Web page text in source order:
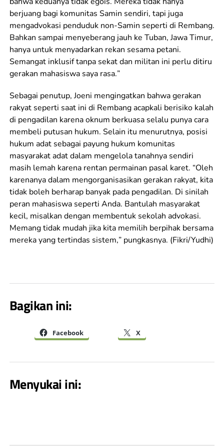
berjuang bagi komunitas Samin sendiri, tapi juga
mengadvokasi penduduk non-Samin seperti di Rembang.
Bahkan sampai menyeberang jauh ke Tuban, Jawa Timur,
hanya untuk menyadarkan rekan sesama petani.
Semangat inklusif tanpa sekat dan militan ini perlu ditiru
gerakan mahasiswa saya rasa.”
Sebagai penutup, Joeni mengingatkan bahwa gerakan
rakyat seperti saat ini di Rembang acapkali berisiko kalah
di pengadilan karena oknum berkuasa selalu punya cara
membeli putusan hukum. Selain itu menurutnya, posisi
hukum adat sebagai payung hukum komunitas
masyarakat adat dalam mengelola tanahnya sendiri
masih lemah karena rentan permainan pasal karet. “Oleh
karenanya dalam mengorganisasikan gerakan rakyat, kita
tidak boleh berharap banyak pada pengadilan. Di sinilah
peran mahasiswa seperti Anda. Bantulah masyarakat
kecil, misalkan dengan membentuk sekolah advokasi.
Memang tidak mudah jika kita memilih berpihak bersama
mereka yang tertindas sistem,” pungkasnya. (Fikri/Yudhi)
Bagikan ini:
Facebook X
Menyukai ini: